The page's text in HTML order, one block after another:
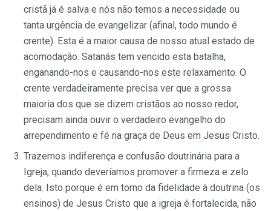
cristã já é salva e nós não temos a necessidade ou
tanta urgência de evangelizar (afinal, todo mundo é
crente). Esta é a maior causa de nosso atual estado de
acomodação. Satanás tem vencido esta batalha,
enganando-nos e causando-nos este relaxamento. O
crente verdadeiramente precisa ver que a grossa
maioria dos que se dizem cristãos ao nosso redor,
precisam ainda ouvir o verdadeiro evangelho do
arrependimento e fé na graça de Deus em Jesus Cristo.
Trazemos indiferença e confusão doutrinária para a
Igreja, quando deveríamos promover a firmeza e zelo
dela. Isto porque é em torno da fidelidade à doutrina (os
ensinos) de Jesus Cristo que a igreja é fortalecida, não